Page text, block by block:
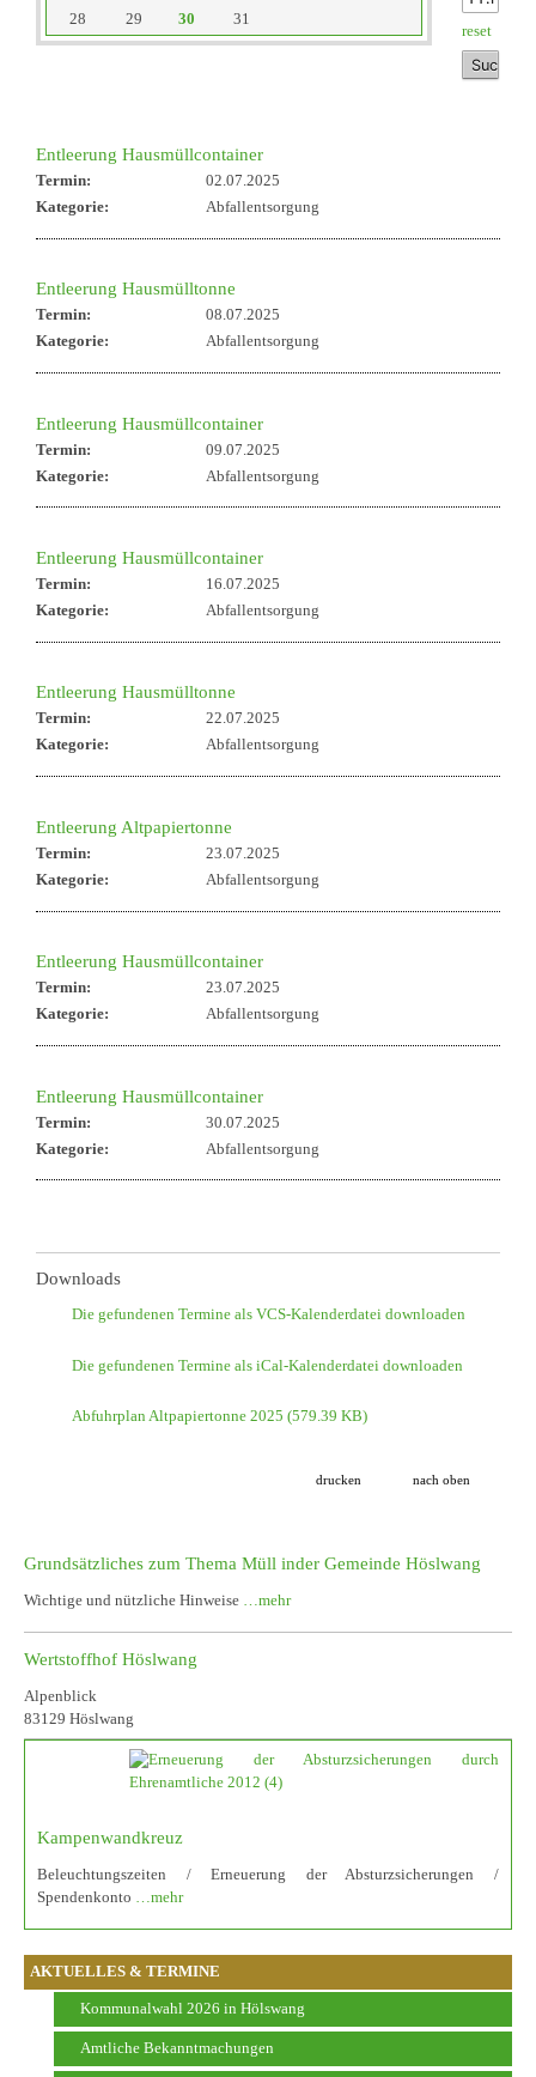
AKTUELLES & TERMINE
Kommunalwahl 2026 in Hölswang
Amtliche Bekanntmachungen
28
29 30 31
reset
Entleerung Hausmüllcontainer
Termin:
02.07.2025
Kategorie:
Abfallentsorgung
Entleerung Hausmülltonne
Termin:
08.07.2025
Kategorie:
Abfallentsorgung
Entleerung Hausmüllcontainer
Termin:
09.07.2025
Kategorie:
Abfallentsorgung
Entleerung Hausmüllcontainer
Termin:
16.07.2025
Kategorie:
Abfallentsorgung
Entleerung Hausmülltonne
Termin:
22.07.2025
Kategorie:
Abfallentsorgung
Entleerung Altpapiertonne
Termin:
23.07.2025
Kategorie:
Abfallentsorgung
Entleerung Hausmüllcontainer
Termin:
23.07.2025
Kategorie:
Abfallentsorgung
Entleerung Hausmüllcontainer
Termin:
30.07.2025
Kategorie:
Abfallentsorgung
Downloads
Die gefundenen Termine als VCS-Kalenderdatei downloaden
Die gefundenen Termine als iCal-Kalenderdatei downloaden
Abfuhrplan Altpapiertonne 2025 (579.39 KB)
drucken nach oben
Grundsätzliches zum Thema Müll inder Gemeinde Höslwang
Wichtige und nützliche Hinweise …mehr
Wertstoffhof Höslwang
Alpenblick
83129 Höslwang
Kampenwandkreuz
Beleuchtungszeiten / Erneuerung der Absturzsicherungen /
Spendenkonto …mehr